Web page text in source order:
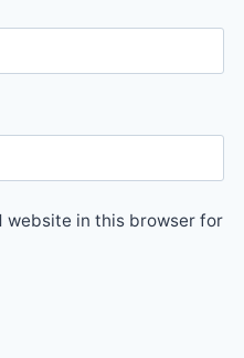
website in this browser for